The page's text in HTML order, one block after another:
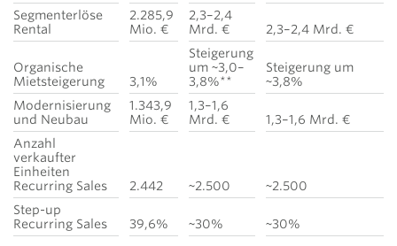
Segmenterlöse
Rental
2.285,9
Mio. €
2,3–2,4
Mrd. €
2,3–2,4 Mrd. €
Organische
Mietsteigerung
3,1%
Steigerung
um ~3,0–
3,8%**
Steigerung um
~3,8%
Modernisierung
und Neubau
1.343,9
Mio. €
1,3–1,6
Mrd. €
1,3–1,6 Mrd. €
Anzahl
verkaufter
Einheiten
Recurring Sales
2.442 ~2.500
~2.500
Step-up
Recurring Sales
39,6% ~30% ~30%